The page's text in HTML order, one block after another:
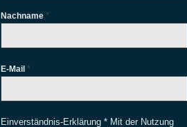
Nachname *
E-Mail *
Einverständnis-Erklärung * Mit der Nutzung